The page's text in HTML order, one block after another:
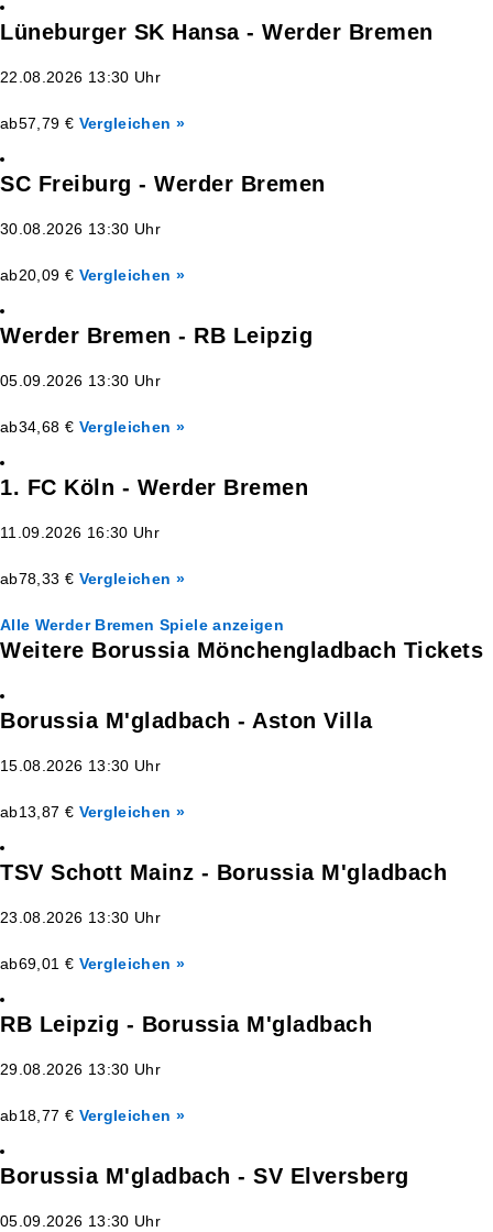
Lüneburger SK Hansa - Werder Bremen
22.08.2026 13:30 Uhr
ab57,79 € Vergleichen »
SC Freiburg - Werder Bremen
30.08.2026 13:30 Uhr
ab20,09 € Vergleichen »
Werder Bremen - RB Leipzig
05.09.2026 13:30 Uhr
ab34,68 € Vergleichen »
1. FC Köln - Werder Bremen
11.09.2026 16:30 Uhr
ab78,33 € Vergleichen »
Alle Werder Bremen Spiele anzeigen
Weitere Borussia Mönchengladbach Tickets
Borussia M'gladbach - Aston Villa
15.08.2026 13:30 Uhr
ab13,87 € Vergleichen »
TSV Schott Mainz - Borussia M'gladbach
23.08.2026 13:30 Uhr
ab69,01 € Vergleichen »
RB Leipzig - Borussia M'gladbach
29.08.2026 13:30 Uhr
ab18,77 € Vergleichen »
Borussia M'gladbach - SV Elversberg
05.09.2026 13:30 Uhr